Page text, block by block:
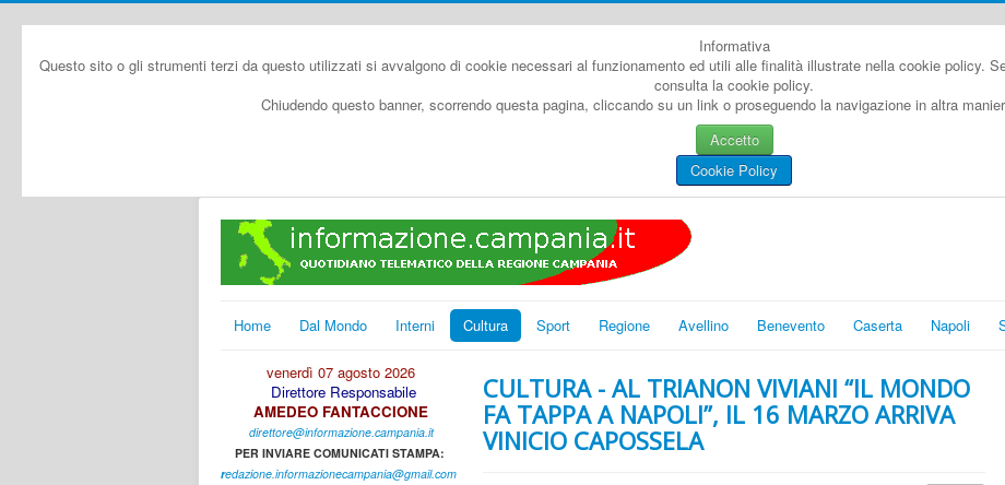
Informativa
Questo sito o gli strumenti terzi da questo utilizzati si avvalgono di cookie necessari al funzionamento ed utili alle finalità illustrate nella cookie policy.
consulta la cookie policy.
Chiudendo questo banner, scorrendo questa pagina, cliccando su un link o proseguendo la navigazione in altra
Accetto
Cookie Policy
Home Dal Mondo Interni Cultura Sport Regione Avellino Benevento Caserta Napoli
venerdì 07 agosto 2026
Direttore Responsabile
AMEDEO FANTACCIONE
direttore@informazione.campania.it
PER INVIARE COMUNICATI STAMPA:
redazione.informazionecampania@gmail.com
CULTURA - AL TRIANON VIVIANI “IL MONDO
FA TAPPA A NAPOLI”, IL 16 MARZO ARRIVA
VINICIO CAPOSSELA